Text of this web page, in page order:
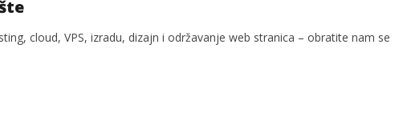
cloud, VPS, izradu, dizajn i održavanje web stranica – obratite nam se